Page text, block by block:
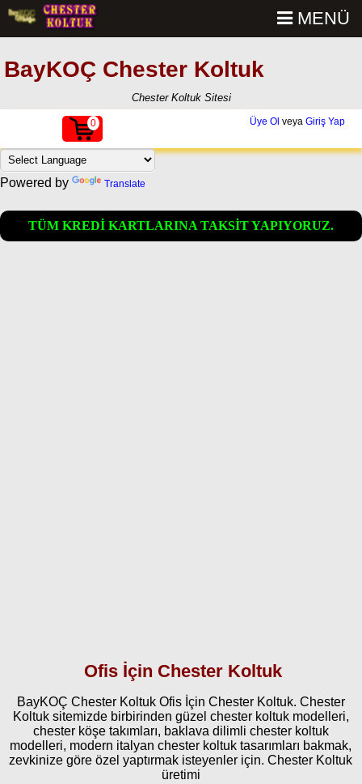
BayKOÇ Chester Koltuk
MENÜ
Chester Koltuk Sitesi
0 Üye Ol veya Giriş Yap
Powered by Translate
TÜM KREDİ KARTLARINA TAKSİT YAPIYORUZ.
Ofis İçin Chester Koltuk
BayKOÇ Chester Koltuk Ofis İçin Chester Koltuk. Chester
Koltuk sitemizde birbirinden güzel chester koltuk modelleri,
chester köşe takımları, baklava dilimli chester koltuk
modelleri, modern italyan chester koltuk tasarımları bakmak,
zevkinize göre özel yaptırmak isteyenler için. Chester Koltuk
üretimi